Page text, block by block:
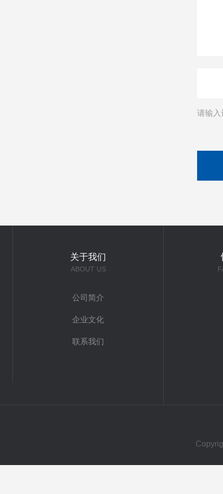
请输入
关于我们
ABOUT US
公司简介
企业文化
联系我们